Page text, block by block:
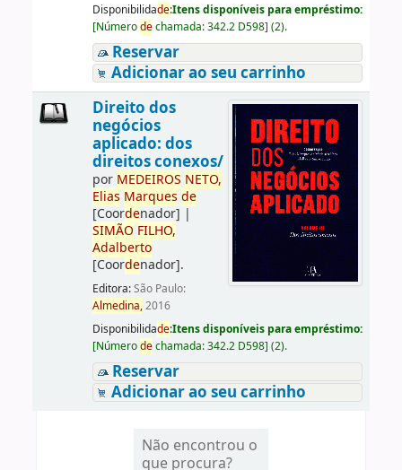
Disponibilidade:Itens disponíveis para empréstimo:
[Númerodechamada:342.2 D598] (2).
Reservar
Adicionar ao seu carrinho
Direito dos
negócios
aplicado: dos
direitos conexos/
por MEDEIROS NETO,
Elias Marques de
[Coordenador] |
SIMÃO FILHO,
Adalberto
[Coordenador].
Editora:São Paulo:
Almedina,2016
Disponibilidade:Itens disponíveis para empréstimo:
[Númerodechamada:342.2 D598] (2).
Reservar
Adicionar ao seu carrinho
Não encontrou o
que procura?